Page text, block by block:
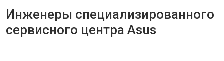
Инженеры специализированного
сервисного центра Asus